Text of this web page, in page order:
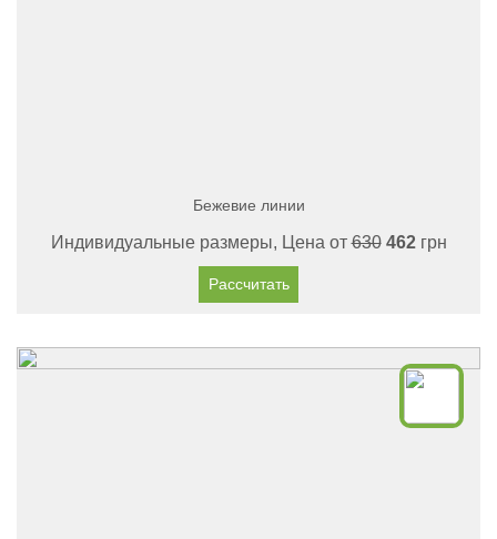
Бежевие линии
Индивидуальные размеры, Цена от630 462грн
Рассчитать